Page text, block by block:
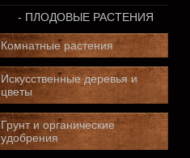
- ПЛОДОВЫЕ РАСТЕНИЯ
Комнатные растения
Искусственные деревья и
цветы
Грунт и органические
удобрения